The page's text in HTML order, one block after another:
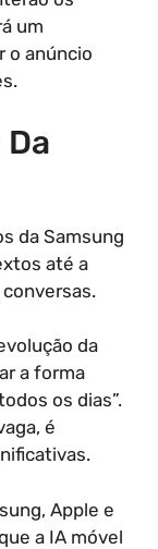
um
o anúncio
da Samsung
até a
da
a forma
os dias”.
é
Apple e
a IA móvel